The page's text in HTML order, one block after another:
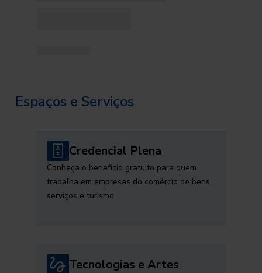
Espaços e Serviços
Credencial Plena
Conheça o benefício gratuito para quem
trabalha em empresas do comércio de bens,
serviços e turismo
Tecnologias e Artes